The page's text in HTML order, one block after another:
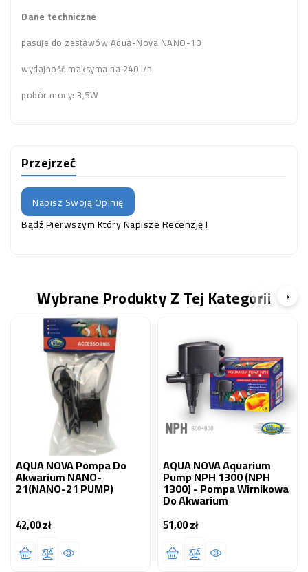
Dane techniczne:
pasuje do zestawów Aqua-Nova NANO-10
wydajność maksymalna 240 l/h
pobór mocy: 3,5W
Przejrzeć
Napisz Swoją Opinię
Bądź Pierwszym Który Napisze Recenzję !
Wybrane Produkty Z Tej Kategorii
AQUA NOVA Pompa Do
Akwarium NANO-
21(NANO-21 PUMP)
42,00 złCena
AQUA NOVA Aquarium
Pump NPH 1300 (NPH
1300) - Pompa Wirnikowa
Do Akwarium
51,00 złCena
‹ ›